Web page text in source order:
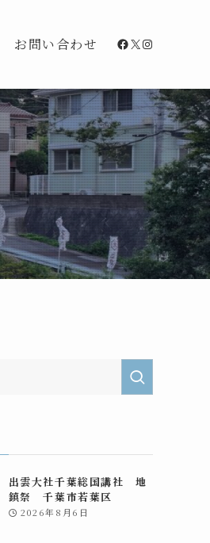
お問い合わせ Facebook
X
出雲大社千葉総国講社 地
鎮祭 千葉市若葉区
2026年8月6日